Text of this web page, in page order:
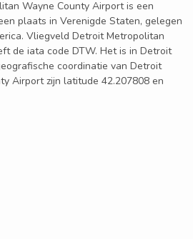
Wayne County Airport is een
plaats in Verenigde Staten, gelegen
Vliegveld Detroit Metropolitan
de iata code DTW. Het is in Detroit
coordinatie van Detroit
Airport zijn latitude 42.207808 en